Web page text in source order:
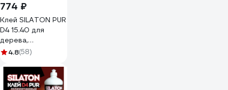
774 ₽
Клей SILATON PUR
D4 15.40 для
дерева,
полиуретановый,
PURD416.50/05
4.8(58)